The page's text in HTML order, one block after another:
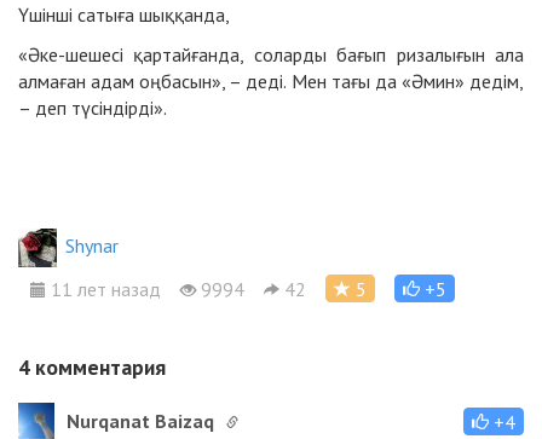
Үшінші сатыға шыққанда,
«Әке-шешесі қартайғанда, соларды бағып ризалығын ала
алмаған адам оңбасын», – деді. Мен тағы да «Әмин» дедім,
– деп түсіндірді».
Shynar
11 лет назад
9994 42 5 +5
4 комментария
Nurqanat Baizaq
+4